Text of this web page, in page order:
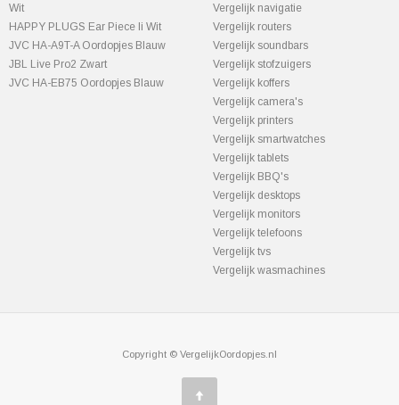
Wit
HAPPY PLUGS Ear Piece Ii Wit
JVC HA-A9T-A Oordopjes Blauw
JBL Live Pro2 Zwart
JVC HA-EB75 Oordopjes Blauw
Vergelijk navigatie
Vergelijk routers
Vergelijk soundbars
Vergelijk stofzuigers
Vergelijk koffers
Vergelijk camera's
Vergelijk printers
Vergelijk smartwatches
Vergelijk tablets
Vergelijk BBQ's
Vergelijk desktops
Vergelijk monitors
Vergelijk telefoons
Vergelijk tvs
Vergelijk wasmachines
Copyright © VergelijkOordopjes.nl